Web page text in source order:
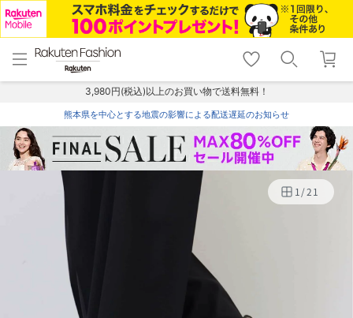
menu home
トップ
shopping_cart lock_outline
ログイン
3,980円(税込)以上のお買い物で送料無料！
熊本県を中心とする地震の影響による配送遅延のお知らせ
1/21